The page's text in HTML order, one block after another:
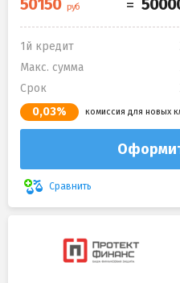
1й кредит
Макс. сумма
Срок
0,03% комиссия для новых
Сравнить